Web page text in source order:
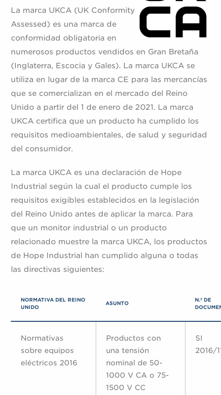
La marca UKCA (UK Conformity
Assessed) es una marca de
conformidad obligatoria en
numerosos productos vendidos en Gran Bretaña
(Inglaterra, Escocia y Gales). La marca UKCA se
utiliza en lugar de la marca CE para las mercancías
que se comercializan en el mercado del Reino
Unido a partir del 1 de enero de 2021. La marca
UKCA certifica que un producto ha cumplido los
requisitos medioambientales, de salud y seguridad
del consumidor.
La marca UKCA es una declaración de Hope
Industrial según la cual el producto cumple los
requisitos exigibles establecidos en la legislación
del Reino Unido antes de aplicar la marca. Para
que un monitor industrial o un producto
relacionado muestre la marca UKCA, los productos
de Hope Industrial han cumplido alguna o todas
las directivas siguientes:
NORMATIVA DEL REINO
UNIDO
ASUNTO
N.º DE
Normativas
sobre equipos
eléctricos 2016
Productos con
una tensión
nominal de 50-
1000 V CA o 75-
1500 V CC
SI
2016/